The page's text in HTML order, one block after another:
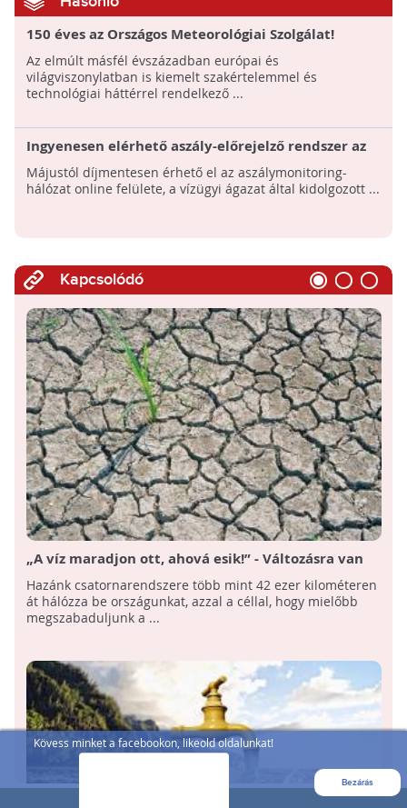
Kövess minket a facebookon, likeold oldalunkat!
Bezárás
150 éves az Országos Meteorológiai Szolgálat!
Az elmúlt másfél évszázadban európai és
világviszonylatban is kiemelt szakértelemmel és
technológiai háttérrel rendelkező ...
Ingyenesen elérhető aszály-előrejelző rendszer az
interneten
Májustól díjmentesen érhető el az aszálymonitoring-
hálózat online felülete, a vízügyi ágazat által kidolgozott ...
Kapcsolódó
„A víz maradjon ott, ahová esik!” - Változásra van
szükség a hazai vízgazdálkodásban!
Hazánk csatornarendszere több mint 42 ezer kilométeren
át hálózza be országunkat, azzal a céllal, hogy mielőbb
megszabaduljunk a ...